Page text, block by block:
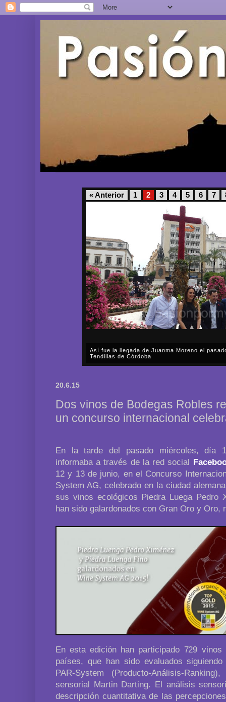
« Anterior 1 2 3 4 5 6 7
Así fue la llegada de Juanma Moreno el
Tendillas de Córdoba
20.6.15
Dos vinos de Bodegas Robles
un concurso internacional
En la tarde del pasado miércoles, día
informaba a través de la red social
12 y 13 de junio, en el Concurso
System AG, celebrado en la ciudad
sus vinos ecológicos Piedra Luega Pedro
han sido galardonados con Gran Oro y Oro,
En esta edición han participado 729
países, que han sido evaluados
PAR-System (Producto-Análisis-
sensorial Martin Darting. El análisis
descripción cuantitativa de las